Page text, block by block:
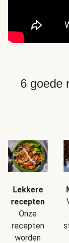
6 goede
Lekkere
recepten
Onze
recepten
worden